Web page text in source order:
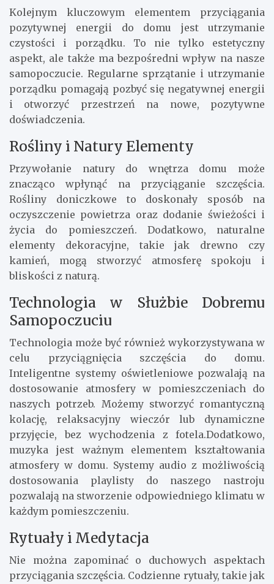
Kolejnym kluczowym elementem przyciągania
pozytywnej energii do domu jest utrzymanie
czystości i porządku. To nie tylko estetyczny
aspekt, ale także ma bezpośredni wpływ na nasze
samopoczucie. Regularne sprzątanie i utrzymanie
porządku pomagają pozbyć się negatywnej energii
i otworzyć przestrzeń na nowe, pozytywne
doświadczenia.
Rośliny i Natury Elementy
Przywołanie natury do wnętrza domu może
znacząco wpłynąć na przyciąganie szczęścia.
Rośliny doniczkowe to doskonały sposób na
oczyszczenie powietrza oraz dodanie świeżości i
życia do pomieszczeń. Dodatkowo, naturalne
elementy dekoracyjne, takie jak drewno czy
kamień, mogą stworzyć atmosferę spokoju i
bliskości z naturą.
Technologia w Służbie Dobremu
Samopoczuciu
Technologia może być również wykorzystywana w
celu przyciągnięcia szczęścia do domu.
Inteligentne systemy oświetleniowe pozwalają na
dostosowanie atmosfery w pomieszczeniach do
naszych potrzeb. Możemy stworzyć romantyczną
kolację, relaksacyjny wieczór lub dynamiczne
przyjęcie, bez wychodzenia z fotela.Dodatkowo,
muzyka jest ważnym elementem kształtowania
atmosfery w domu. Systemy audio z możliwością
dostosowania playlisty do naszego nastroju
pozwalają na stworzenie odpowiedniego klimatu w
każdym pomieszczeniu.
Rytuały i Medytacja
Nie można zapominać o duchowych aspektach
przyciągania szczęścia. Codzienne rytuały, takie jak